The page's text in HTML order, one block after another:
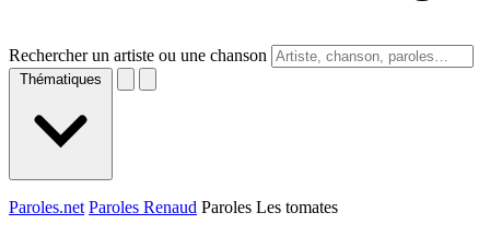
Rechercher un artiste ou une chanson
Thématiques
Paroles.net Paroles Renaud Paroles Les tomates